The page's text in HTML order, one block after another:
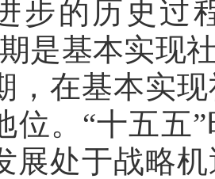
步的历史过
是基本实现
，在基本实
位。“十五五
展处于战略